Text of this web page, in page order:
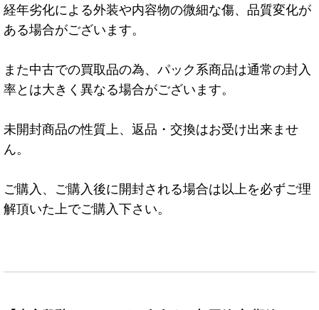
経年劣化による外装や内容物の微細な傷、品質変化が
ある場合がございます。
また中古での買取品の為、パック系商品は通常の封入
率とは大きく異なる場合がございます。
未開封商品の性質上、返品・交換はお受け出来ませ
ん。
ご購入、ご購入後に開封される場合は以上を必ずご理
解頂いた上でご購入下さい。